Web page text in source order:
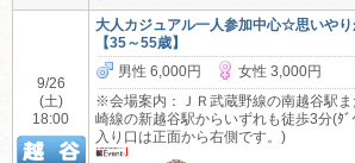
9/26
(土)
18:00
大人カジュアル一人参加中心☆思いや
【35～55歳】
男性 6,000円
女性 3,000円
※会場案内：ＪＲ武蔵野線の南越谷駅
崎線の新越谷駅からいずれも徒歩3分(ﾀﾞ
入り口は正面から右側です。)